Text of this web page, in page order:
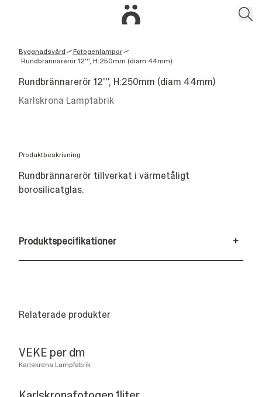
Byggnadsvård /Fotogenlampor/
Rundbrännarerör 12''', H:250mm (diam 44mm)
Rundbrännarerör 12''', H:250mm (diam 44mm)
Karlskrona Lampfabrik
Produktbeskrivning
Rundbrännarerör tillverkat i värmetåligt
borosilicatglas.
Produktspecifikationer +
Relaterade produkter
VEKE per dm
Karlskrona Lampfabrik